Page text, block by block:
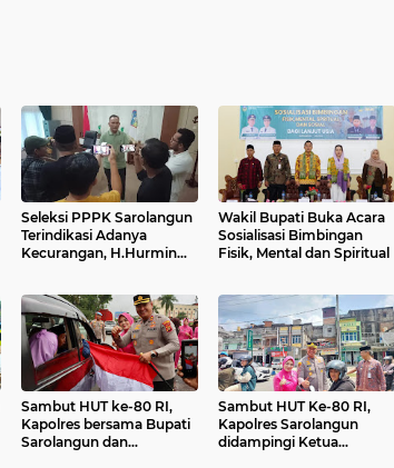
Seleksi PPPK Sarolangun
Terindikasi Adanya
Kecurangan, H.Hurmin
Wakil Bupati Buka Acara
Sosialisasi Bimbingan
Fisik, Mental dan Spiritual
Sambut HUT ke-80 RI,
Kapolres bersama Bupati
Sarolangun dan
Sambut HUT Ke-80 RI,
Kapolres Sarolangun
didampingi Ketua